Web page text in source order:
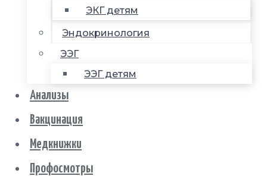
ЭКГ детям
Эндокринология
ЭЭГ
ЭЭГ детям
Анализы
Вакцинация
Медкнижки
Профосмотры